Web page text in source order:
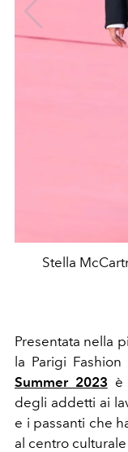
Stella
Presentata nella
la Parigi Fashion
Summer 2023 è
degli addetti ai
e i passanti che
al centro